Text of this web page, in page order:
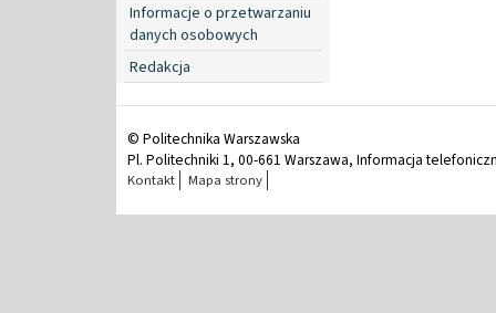
Informacje o przetwarzaniu
danych osobowych
Redakcja
© Politechnika Warszawska
Pl. Politechniki 1, 00-661 Warszawa, Informacja
Kontakt Mapa strony